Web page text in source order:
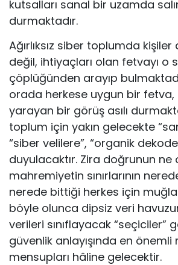
kutsalları sanal bir uzamda
durmaktadır.
Ağırlıksız siber toplumda kişiler
değil, ihtiyaçları olan fetvayı o
çöplüğünden arayıp
orada herkese uygun bir fetva,
yarayan bir görüş asılı
toplum için yakın gelecekte
“siber velilere”, “organik
duyulacaktır. Zira doğrunun ne
mahremiyetin sınırlarının
nerede bittiği herkes için
böyle olunca dipsiz veri
verileri sınıflayacak “seçiciler”
güvenlik anlayışında en önemli
mensupları hâline gelecektir.